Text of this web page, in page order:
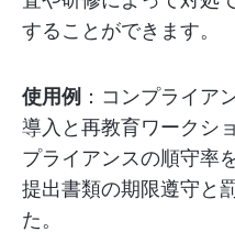
することができます。
使用例 ：コンプライア
導入と再教育ワークシ
プライアンスの順守率
提出書類の期限遵守と
た。